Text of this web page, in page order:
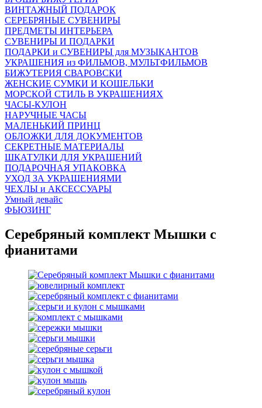
ВИНТАЖНЫЙ ПОДАРОК
СЕРЕБРЯНЫЕ СУВЕНИРЫ
ПРЕДМЕТЫ ИНТЕРЬЕРА
СУВЕНИРЫ И ПОДАРКИ
ПОДАРКИ и СУВЕНИРЫ для МУЗЫКАНТОВ
УКРАШЕНИЯ из ФИЛЬМОВ, МУЛЬТФИЛЬМОВ
БИЖУТЕРИЯ СВАРОВСКИ
ЖЕНСКИЕ СУМКИ И КОШЕЛЬКИ
МОРСКОЙ СТИЛЬ В УКРАШЕНИЯХ
ЧАСЫ-КУЛОН
НАРУЧНЫЕ ЧАСЫ
МАЛЕНЬКИЙ ПРИНЦ
ОБЛОЖКИ ДЛЯ ДОКУМЕНТОВ
СЕКРЕТНЫЕ МАТЕРИАЛЫ
ШКАТУЛКИ ДЛЯ УКРАШЕНИЙ
ПОДАРОЧНАЯ УПАКОВКА
УХОД ЗА УКРАШЕНИЯМИ
ЧEХЛЫ и АКСЕССУАРЫ
Умный девайс
ФЬЮЗИНГ
Серебряный комплект Мышки с
фианитами